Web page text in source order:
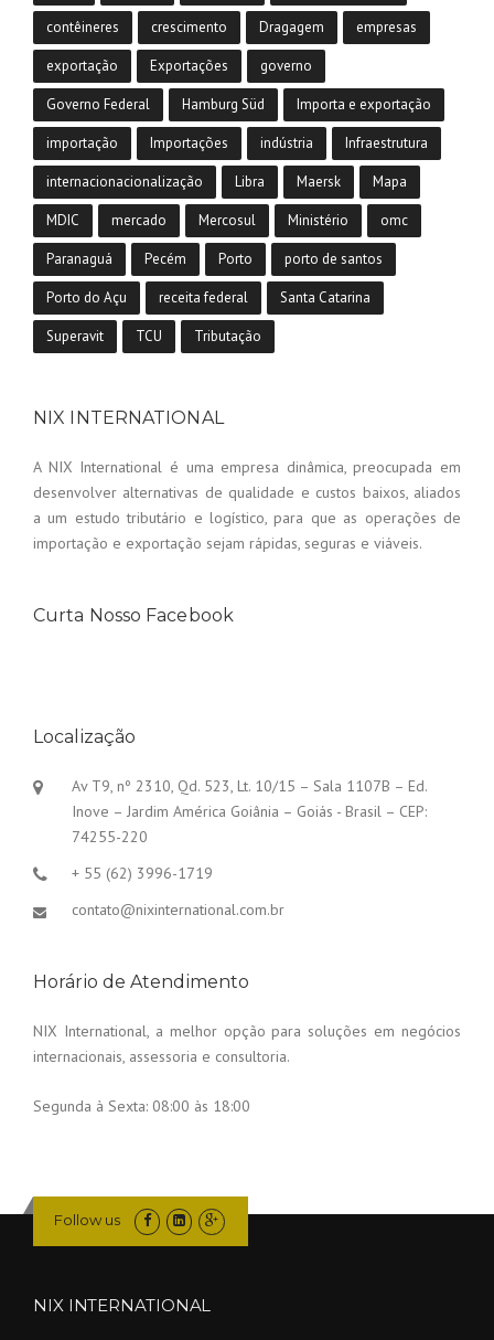
contêineres crescimento Dragagem empresas
exportação Exportações governo
Governo Federal Hamburg Süd Importa e exportação
importação Importações indústria Infraestrutura
internacionacionalização Libra Maersk Mapa
MDIC mercado Mercosul Ministério omc
Paranaguá Pecém Porto porto de santos
Porto do Açu receita federal Santa Catarina
Superavit TCU Tributação
NIX INTERNATIONAL
A NIX International é uma empresa dinâmica, preocupada em
desenvolver alternativas de qualidade e custos baixos, aliados
a um estudo tributário e logístico, para que as operações de
importação e exportação sejam rápidas, seguras e viáveis.
Curta Nosso Facebook
Localização
Av T9, nº 2310, Qd. 523, Lt. 10/15 – Sala 1107B – Ed.
Inove – Jardim América Goiânia – Goiás - Brasil – CEP:
74255-220
+ 55 (62) 3996-1719
contato@nixinternational.com.br
Horário de Atendimento
NIX International, a melhor opção para soluções em negócios
internacionais, assessoria e consultoria.
Segunda à Sexta: 08:00 às 18:00
Follow us
NIX INTERNATIONAL